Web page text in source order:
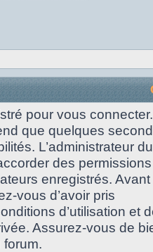
pour vous connecter.
que quelques
L’administrateur du
des permissions
enregistrés.
vous d’avoir pris
d’utilisation et
Assurez-vous de
forum.